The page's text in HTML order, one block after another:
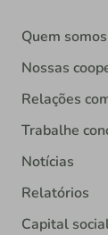
Quem somos
Nossas
Relações
Trabalhe
Notícias
Relatórios
Capital